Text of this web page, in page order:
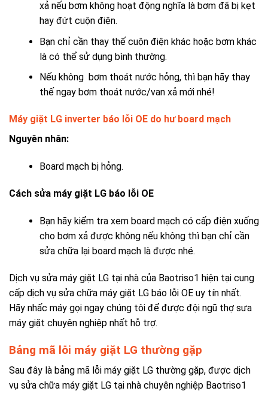
xả nếu bơm không hoạt động nghĩa là bơm đã bị kẹt
hay đứt cuộn điện.
Bạn chỉ cần thay thế cuộn điện khác hoặc bơm khác
là có thể sử dụng bình thường.
Nếu không bơm thoát nước hỏng, thì bạn hãy thay
thế ngay bơm thoát nước/van xả mới nhé!
Máy giặt LG inverter báo lỗi OE do hư board mạch
Nguyên nhân:
Board mạch bị hỏng.
Cách sửa máy giặt LG báo lỗi OE
Bạn hãy kiểm tra xem board mạch có cấp điện xuống
cho bơm xả được không nếu không thì bạn chỉ cần
sửa chữa lại board mạch là được nhé.
Dịch vụ sửa máy giặt LG tại nhà của Baotriso1 hiện tại cung
cấp dịch vụ sửa chữa máy giặt LG báo lỗi OE uy tín nhất.
Hãy nhấc máy gọi ngay chúng tôi để được đội ngũ thợ sưa
máy giặt chuyên nghiệp nhất hỗ trợ.
Bảng mã lỗi máy giặt LG thường gặp
Sau đây là bảng mã lỗi máy giặt LG thường gặp, được dịch
vụ sửa chữa máy giặt LG tại nhà chuyên nghiệp Baotriso1